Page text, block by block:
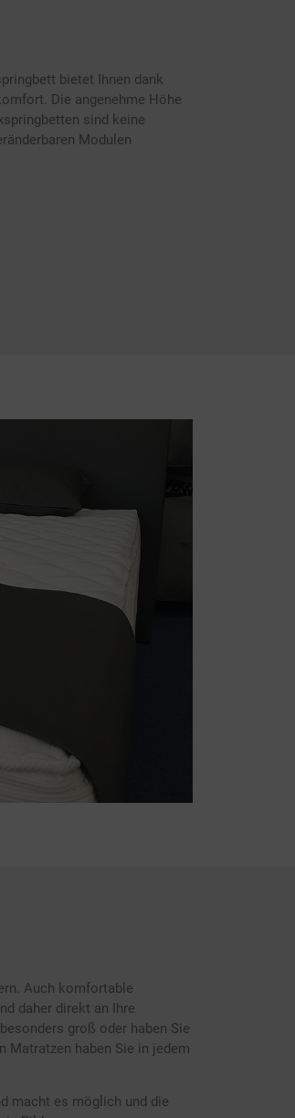
bietet Ihnen dank
Die angenehme Höhe
sind keine
Modulen
Auch komfortable
daher direkt an Ihre
groß oder haben Sie
Matratzen haben Sie in jedem
macht es möglich und die